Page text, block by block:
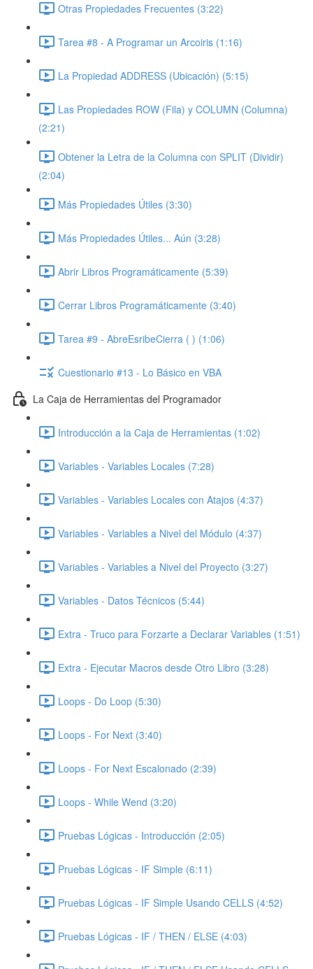
Otras Propiedades Frecuentes (3:22)
Tarea #8 - A Programar un Arcoiris (1:16)
La Propiedad ADDRESS (Ubicación) (5:15)
Las Propiedades ROW (Fila) y COLUMN (Columna)
(2:21)
Obtener la Letra de la Columna con SPLIT (Dividir)
(2:04)
Más Propiedades Útiles (3:30)
Más Propiedades Útiles... Aún (3:28)
Abrir Libros Programáticamente (5:39)
Cerrar Libros Programáticamente (3:40)
Tarea #9 - AbreEsribeCierra ( ) (1:06)
Cuestionario #13 - Lo Básico en VBA
La Caja de Herramientas del Programador
Introducción a la Caja de Herramientas (1:02)
Variables - Variables Locales (7:28)
Variables - Variables Locales con Atajos (4:37)
Variables - Variables a Nivel del Módulo (4:37)
Variables - Variables a Nivel del Proyecto (3:27)
Variables - Datos Técnicos (5:44)
Extra - Truco para Forzarte a Declarar Variables (1:51)
Extra - Ejecutar Macros desde Otro Libro (3:28)
Loops - Do Loop (5:30)
Loops - For Next (3:40)
Loops - For Next Escalonado (2:39)
Loops - While Wend (3:20)
Pruebas Lógicas - Introducción (2:05)
Pruebas Lógicas - IF Simple (6:11)
Pruebas Lógicas - IF Simple Usando CELLS (4:52)
Pruebas Lógicas - IF / THEN / ELSE (4:03)